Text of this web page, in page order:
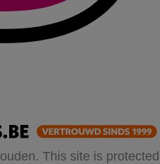
This site is protected